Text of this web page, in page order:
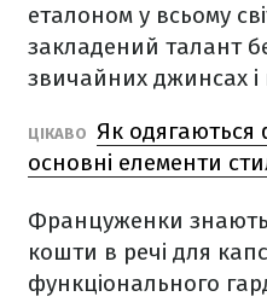
еталоном у всьому
закладений талант
звичайних джинсах і
ЦІКАВО Як одягаються
основні елементи
Француженки
кошти в речі для
функціонального